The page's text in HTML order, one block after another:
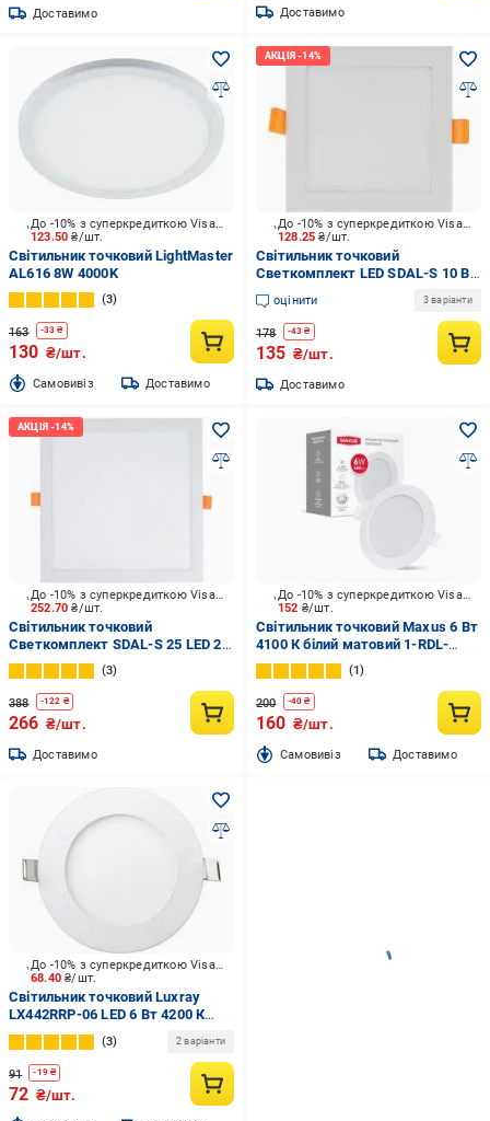
Доставимо Доставимо
123.50₴/шт.
До -10% з суперкредиткою Visa Вигода
Світильник точковий LightMaster
AL616 8W 4000K
3
163 -33 ₴
130 ₴/шт.
Cамовивіз Доставимо
128.25₴/шт.
До -10% з суперкредиткою Visa Вигода
Світильник точковий
Светкомплект LED SDAL-S 10 Вт
4500 К білий
оцінити 3 варіанти
178 -43 ₴
135 ₴/шт.
Доставимо
252.70₴/шт.
До -10% з суперкредиткою Visa Вигода
Світильник точковий
Светкомплект SDAL-S 25 LED 25
Вт 4500 К білий
3
388 -122 ₴
266 ₴/шт.
Доставимо
152 ₴/шт.
До -10% з суперкредиткою Visa Вигода
Світильник точковий Maxus 6 Вт
4100 К білий матовий 1-RDL-
0641-IP
1
200 -40 ₴
160 ₴/шт.
Cамовивіз Доставимо
68.40₴/шт.
До -10% з суперкредиткою Visa Вигода
Світильник точковий Luxray
LX442RRP-06 LED 6 Вт 4200 К
білий
3 2 варіанти
91 -19 ₴
72 ₴/шт.